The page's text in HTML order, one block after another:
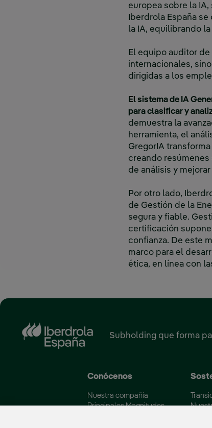
europea sobre la
Iberdrola España
la IA, equilibrando
El equipo auditor
internacionales,
dirigidas a los
El sistema de IA
para clasificar y
demuestra la
herramienta, el
GregorIA
creando
de análisis y
Por otro lado,
de Gestión de la
segura y fiable.
certificación
confianza. De este
marco para el
ética, en línea con
Subholding que forma
Conócenos
Nuestra compañía
Principales Magnitudes